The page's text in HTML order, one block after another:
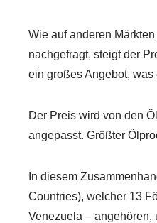
Wie auf anderen
nachgefragt, steigt der
ein großes Angebot,
Der Preis wird von den
angepasst. Größter
In diesem
Countries), welcher 13
Venezuela – angehören,